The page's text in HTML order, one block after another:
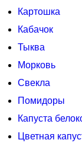
Картошка
Кабачок
Тыква
Морковь
Свекла
Помидоры
Капуста
Цветная